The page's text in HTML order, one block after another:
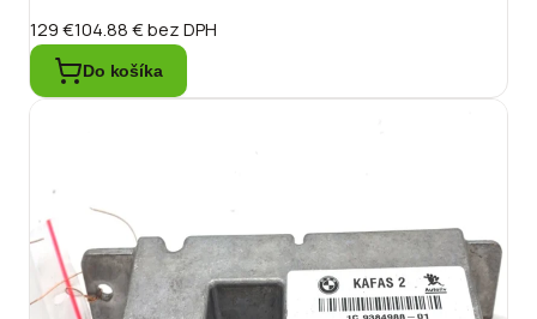
129 €104.88 €bez DPH
Do košíka